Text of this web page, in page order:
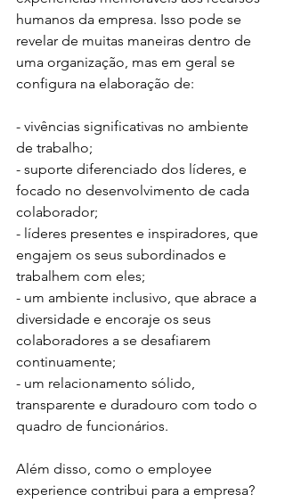
humanos da empresa. Isso pode se
revelar de muitas maneiras dentro de
uma organização, mas em geral se
configura na elaboração de:
- vivências significativas no ambiente
de trabalho;
- suporte diferenciado dos líderes, e
focado no desenvolvimento de cada
colaborador;
- líderes presentes e inspiradores, que
engajem os seus subordinados e
trabalhem com eles;
- um ambiente inclusivo, que abrace a
diversidade e encoraje os seus
colaboradores a se desafiarem
continuamente;
- um relacionamento sólido,
transparente e duradouro com todo o
quadro de funcionários.
Além disso, como o employee
experience contribui para a empresa?